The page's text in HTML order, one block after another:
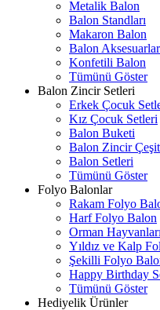
Metalik Balon
Balon Standları
Makaron Balon
Balon
Konfetili Balon
Tümünü Göster
Balon Zincir Setleri
Erkek Çocuk
Kız Çocuk Setleri
Balon Buketi
Balon Zincir
Balon Setleri
Tümünü Göster
Folyo Balonlar
Rakam Folyo
Harf Folyo Balon
Orman Hayvanları
Yıldız ve Kalp
Şekilli Folyo
Happy Birthday
Tümünü Göster
Hediyelik Ürünler